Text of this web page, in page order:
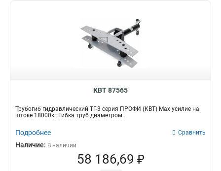
КВТ 87565
Трубогиб гидравлический ТГ-3 серия ПРОФИ (КВТ) Max усилие на
штоке 18000кг Гибка труб диаметром...
Подробнее Сравнить
Наличие: В наличии
58 186,69 ₽